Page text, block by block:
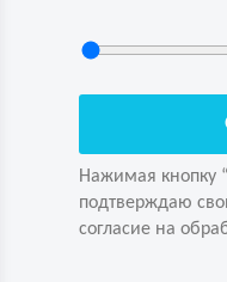
Нажимая кнопку
подтверждаю
согласие на
Нажимая кнопку
согласие на
Задайте вопрос